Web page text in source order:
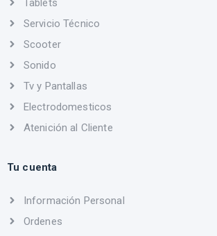
Tablets
Servicio Técnico
Scooter
Sonido
Tv y Pantallas
Electrodomesticos
Atenición al Cliente
Tu cuenta
Información Personal
Ordenes